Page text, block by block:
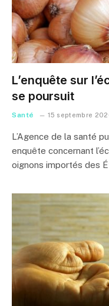
L’enquête sur
se poursuit
Santé 15 septembre
L’Agence de la santé
enquête concernant
oignons importés des